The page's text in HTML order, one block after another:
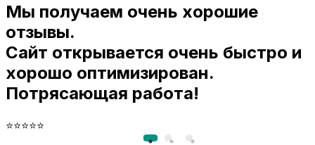
Мы получаем очень хорошие
отзывы.
Сайт открывается очень быстро и
хорошо оптимизирован.
Потрясающая работа!
⭐⭐⭐⭐⭐